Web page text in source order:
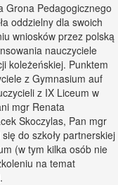
Grona Pedagogicznego
oddzielny dla swoich
wniosków przez polską
nauczyciele
koleżeńskiej. Punktem
z Gymnasium auf
z IX Liceum w
mgr Renata
Skoczylas, Pan mgr
do szkoły partnerskiej
(w tym kilka osób nie
na temat